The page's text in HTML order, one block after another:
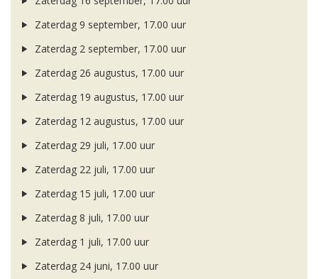
Zaterdag 9 september, 17.00 uur
Zaterdag 2 september, 17.00 uur
Zaterdag 26 augustus, 17.00 uur
Zaterdag 19 augustus, 17.00 uur
Zaterdag 12 augustus, 17.00 uur
Zaterdag 29 juli, 17.00 uur
Zaterdag 22 juli, 17.00 uur
Zaterdag 15 juli, 17.00 uur
Zaterdag 8 juli, 17.00 uur
Zaterdag 1 juli, 17.00 uur
Zaterdag 24 juni, 17.00 uur